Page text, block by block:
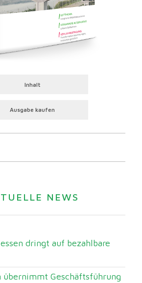
Inhalt
Ausgabe kaufen
NEWS
dringt auf bezahlbare
übernimmt Geschäftsführung